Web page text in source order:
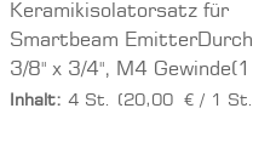
Keramikisolatorsatz für
Smartbeam
3/8" x 3/4", M4 Gewinde(1
Stück)
Inhalt: 4 St. (20,00 € / 1